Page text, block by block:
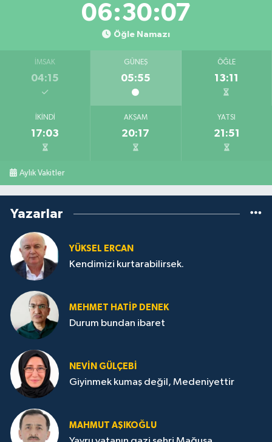
06:30:06
Öğle Namazı
İMSAK
04:15
GÜNEŞ
05:55
ÖĞLE
13:11
İKINDI
17:03
AKŞAM
20:17
YATSI
21:51
Aylık Vakitler
Yazarlar
YÜKSEL ERCAN
Kendimizi kurtarabilirsek.
MEHMET HATİP DENEK
Durum bundan ibaret
NEVİN GÜLÇEBİ
Giyinmek kumaş değil, Medeniyettir
MAHMUT AŞIKOĞLU